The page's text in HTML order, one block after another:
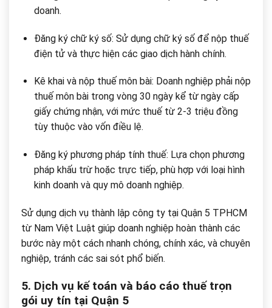
doanh.
Đăng ký chữ ký số: Sử dụng chữ ký số để nộp thuế
điện tử và thực hiện các giao dịch hành chính.
Kê khai và nộp thuế môn bài: Doanh nghiệp phải nộp
thuế môn bài trong vòng 30 ngày kể từ ngày cấp
giấy chứng nhận, với mức thuế từ 2-3 triệu đồng
tùy thuộc vào vốn điều lệ.
Đăng ký phương pháp tính thuế: Lựa chọn phương
pháp khấu trừ hoặc trực tiếp, phù hợp với loại hình
kinh doanh và quy mô doanh nghiệp.
Sử dụng dịch vụ thành lập công ty tại Quận 5 TPHCM
từ Nam Việt Luật giúp doanh nghiệp hoàn thành các
bước này một cách nhanh chóng, chính xác, và chuyên
nghiệp, tránh các sai sót phổ biến.
5. Dịch vụ kế toán và báo cáo thuế trọn
gói uy tín tại Quận 5